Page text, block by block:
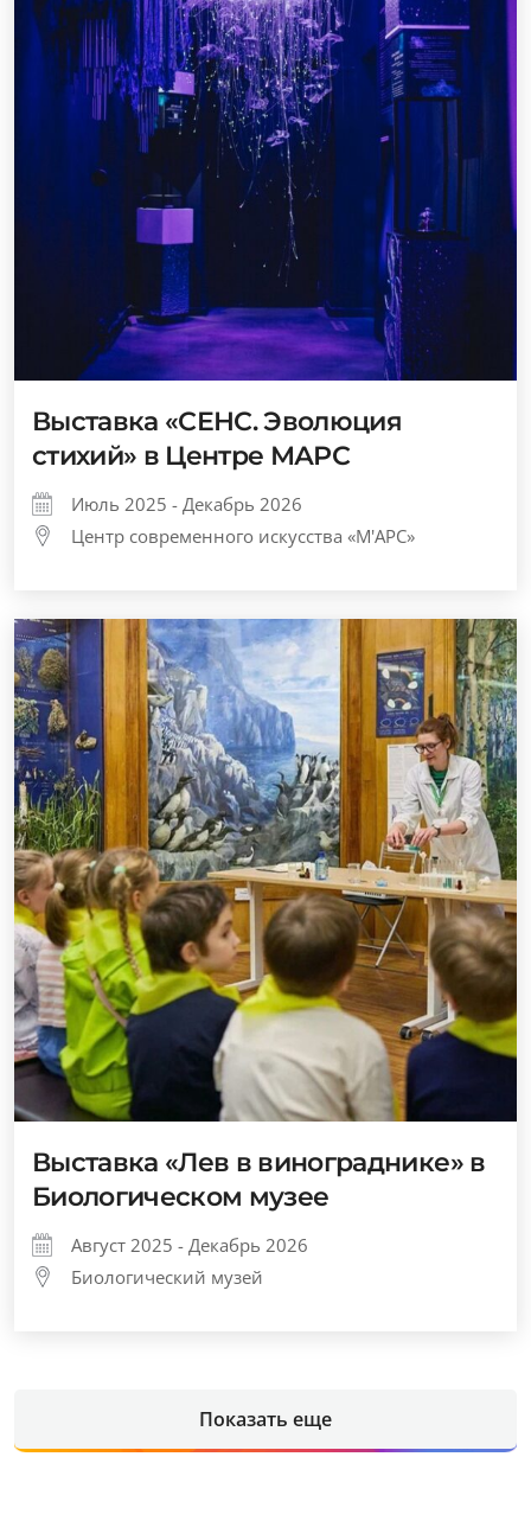
Выставка «СЕНС. Эволюция
стихий» в Центре МАРС
Июль 2025 - Декабрь 2026
Центр современного искусства «М'АРС»
Выставка «Лев в винограднике» в
Биологическом музее
Август 2025 - Декабрь 2026
Биологический музей
Показать еще